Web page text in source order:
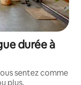
durée à
sentez comme
plus.